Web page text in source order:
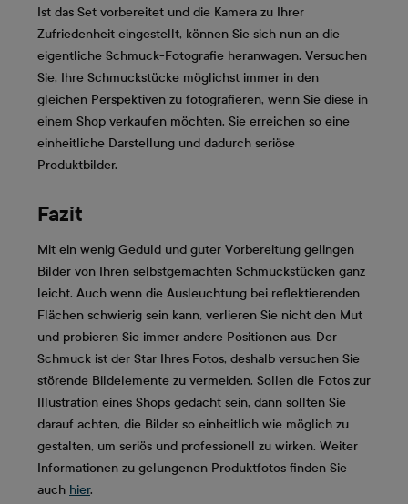
Ist das Set vorbereitet und die Kamera zu Ihrer
Zufriedenheit eingestellt, können Sie sich nun an die
eigentliche Schmuck-Fotografie heranwagen. Versuchen
Sie, Ihre Schmuckstücke möglichst immer in den
gleichen Perspektiven zu fotografieren, wenn Sie diese in
einem Shop verkaufen möchten. Sie erreichen so eine
einheitliche Darstellung und dadurch seriöse
Produktbilder.
Fazit
Mit ein wenig Geduld und guter Vorbereitung gelingen
Bilder von Ihren selbstgemachten Schmuckstücken ganz
leicht. Auch wenn die Ausleuchtung bei reflektierenden
Flächen schwierig sein kann, verlieren Sie nicht den Mut
und probieren Sie immer andere Positionen aus. Der
Schmuck ist der Star Ihres Fotos, deshalb versuchen Sie
störende Bildelemente zu vermeiden. Sollen die Fotos zur
Illustration eines Shops gedacht sein, dann sollten Sie
darauf achten, die Bilder so einheitlich wie möglich zu
gestalten, um seriös und professionell zu wirken. Weiter
Informationen zu gelungenen Produktfotos finden Sie
auch hier.